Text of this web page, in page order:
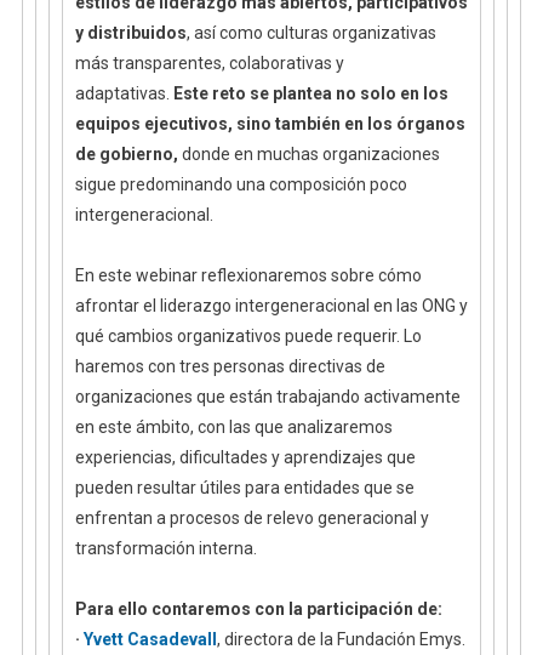
y distribuidos, así como culturas organizativas
más transparentes, colaborativas y
adaptativas.
Este reto se plantea no solo en los
equipos ejecutivos, sino también en los órganos
de gobierno, donde en muchas organizaciones
sigue predominando una composición poco
intergeneracional.
En este webinar reflexionaremos sobre cómo
afrontar el liderazgo intergeneracional en las ONG y
qué cambios organizativos puede requerir. Lo
haremos con tres personas directivas de
organizaciones que están trabajando activamente
en este ámbito, con las que analizaremos
experiencias, dificultades y aprendizajes que
pueden resultar útiles para entidades que se
enfrentan a procesos de relevo generacional y
transformación interna.
Para ello contaremos con la participación de:
· Yvett Casadevall , directora de la Fundación Emys.